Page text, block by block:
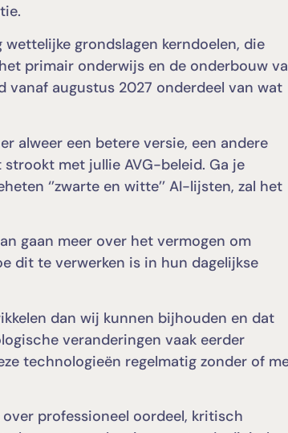
grondslagen kerndoelen, die
primair onderwijs en de onderbouw
augustus 2027 onderdeel van wat
alweer een betere versie, een andere
met jullie AVG-beleid. Ga je
‘’zwarte en witte’’ AI-lijsten, zal het
gaan meer over het vermogen om
dit te verwerken is in hun dagelijkse
dan wij kunnen bijhouden en dat
veranderingen vaak eerder
technologieën regelmatig zonder of
professioneel oordeel, kritisch